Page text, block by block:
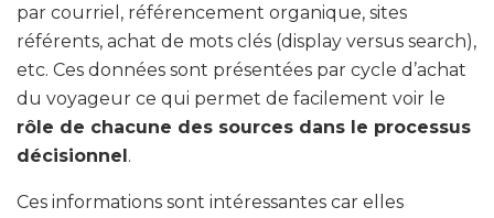
par courriel, référencement organique, sites
référents, achat de mots clés (display versus search),
etc. Ces données sont présentées par cycle d’achat
du voyageur ce qui permet de facilement voir le
rôle de chacune des sources dans le processus
décisionnel.
Ces informations sont intéressantes car elles